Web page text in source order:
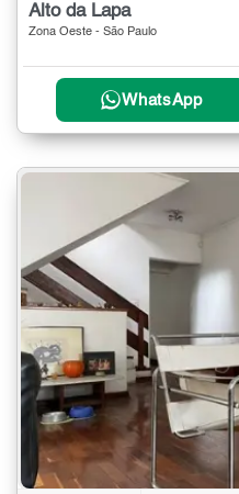
Alto da Lapa
Zona Oeste - São Paulo
WhatsApp